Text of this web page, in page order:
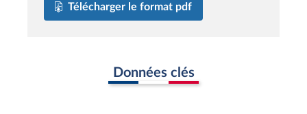
Télécharger le format pdf
Données clés